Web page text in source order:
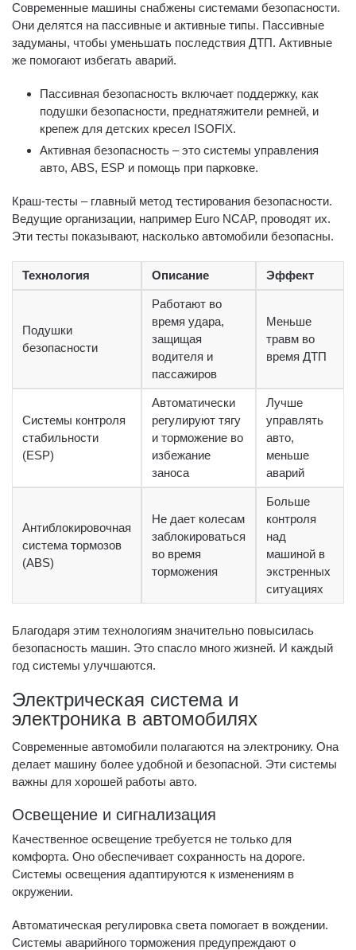
Современные машины снабжены системами безопасности.
Они делятся на пассивные и активные типы. Пассивные
задуманы, чтобы уменьшать последствия ДТП. Активные
же помогают избегать аварий.
Пассивная безопасность включает поддержку, как
подушки безопасности, преднатяжители ремней, и
крепеж для детских кресел ISOFIX.
Активная безопасность – это системы управления
авто, ABS, ESP и помощь при парковке.
Краш-тесты – главный метод тестирования безопасности.
Ведущие организации, например Euro NCAP, проводят их.
Эти тесты показывают, насколько автомобили безопасны.
Технология Описание Эффект
Подушки
безопасности
Работают во
время удара,
защищая
водителя и
пассажиров
Меньше
травм во
время ДТП
Системы контроля
стабильности
(ESP)
Автоматически
регулируют тягу
и торможение во
избежание
заноса
Лучше
управлять
авто,
меньше
аварий
Антиблокировочная
система тормозов
(ABS)
Не дает колесам
заблокироваться
во время
торможения
Больше
контроля
над
машиной в
экстренных
ситуациях
Благодаря этим технологиям значительно повысилась
безопасность машин. Это спасло много жизней. И каждый
год системы улучшаются.
Электрическая система и
электроника в автомобилях
Современные автомобили полагаются на электронику. Она
делает машину более удобной и безопасной. Эти системы
важны для хорошей работы авто.
Освещение и сигнализация
Качественное освещение требуется не только для
комфорта. Оно обеспечивает сохранность на дороге.
Системы освещения адаптируются к изменениям в
окружении.
Автоматическая регулировка света помогает в вождении.
Системы аварийного торможения предупреждают о